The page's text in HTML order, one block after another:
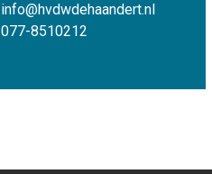
info@hvdwdehaandert.nl
077-8510212